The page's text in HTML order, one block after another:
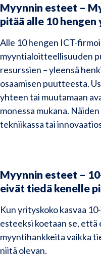
Myynnin esteet –
pitää alle 10
Alle 10 hengen ICT-
myyntialoitteellisuuden
resurssien – yleensä
osaamisen puutteesta.
yhteen tai muutamaan
monessa mukana.
tekniikassa tai
Myynnin esteet –
eivät tiedä kenelle
Kun yrityskoko kasvaa
esteeksi koetaan se, että
myyntihankkeita vaikka
niitä olevan.